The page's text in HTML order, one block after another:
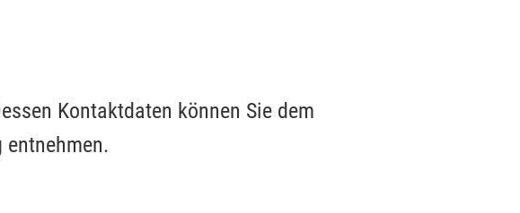
Kontaktdaten können Sie dem